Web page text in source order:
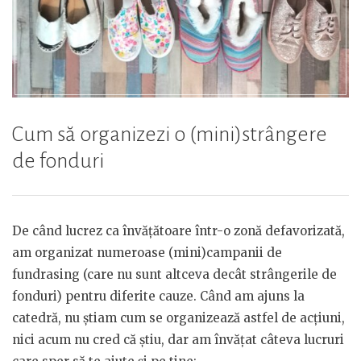
Cum să organizezi o (mini)strângere
de fonduri
De când lucrez ca învățătoare într-o zonă defavorizată,
am organizat numeroase (mini)campanii de
fundrasing (care nu sunt altceva decât strângerile de
fonduri) pentru diferite cauze. Când am ajuns la
catedră, nu știam cum se organizează astfel de acțiuni,
nici acum nu cred că știu, dar am învățat câteva lucruri